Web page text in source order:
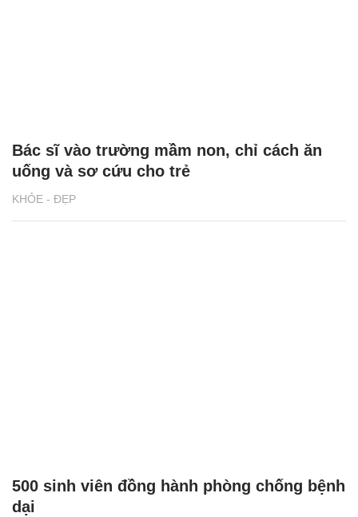
KHỎE - ĐẸP
Bác sĩ vào trường mầm non, chỉ cách ăn
uống và sơ cứu cho trẻ
500 sinh viên đồng hành phòng chống bệnh
dại